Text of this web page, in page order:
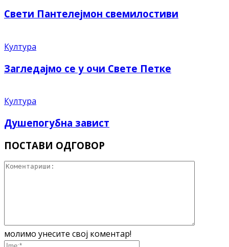
Свети Пантелејмон свемилостиви
Култура
Загледајмо се у очи Свете Петке
Култура
Душепогубна завист
ПОСТАВИ ОДГОВОР
молимо унесите свој коментар!